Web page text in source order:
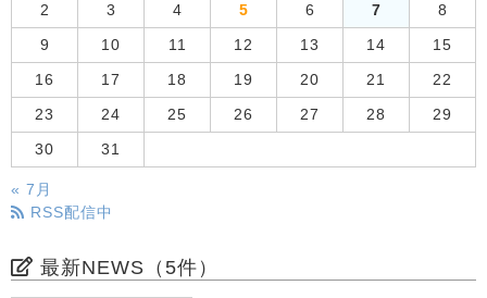
2 3 4 5 6 7 8
9 10 11 12 13 14 15
16 17 18 19 20 21 22
23 24 25 26 27 28 29
30 31
« 7月
RSS配信中
最新NEWS（5件）